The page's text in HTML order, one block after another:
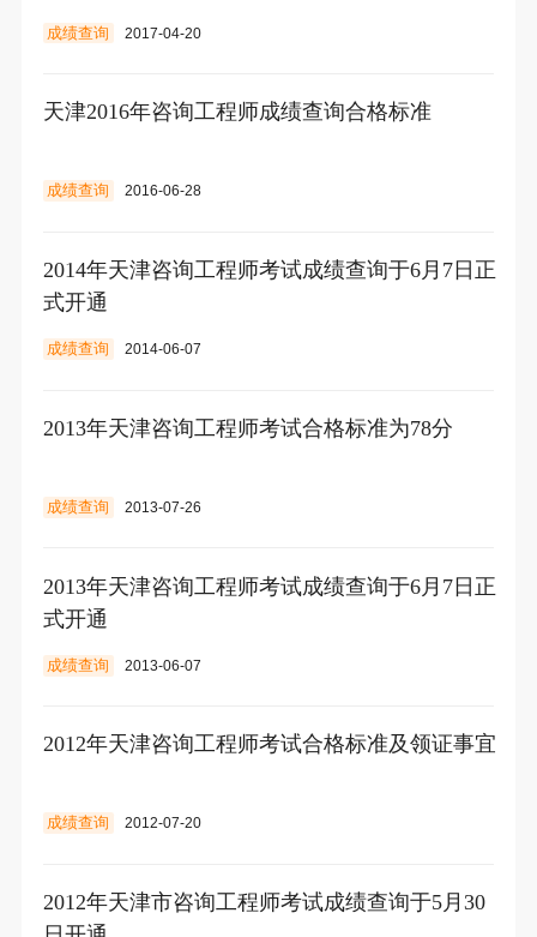
成绩查询 2017-04-20
天津2016年咨询工程师成绩查询合格标准
成绩查询 2016-06-28
2014年天津咨询工程师考试成绩查询于6月7日正
式开通
成绩查询 2014-06-07
2013年天津咨询工程师考试合格标准为78分
成绩查询 2013-07-26
2013年天津咨询工程师考试成绩查询于6月7日正
式开通
成绩查询 2013-06-07
2012年天津咨询工程师考试合格标准及领证事宜
成绩查询 2012-07-20
2012年天津市咨询工程师考试成绩查询于5月30